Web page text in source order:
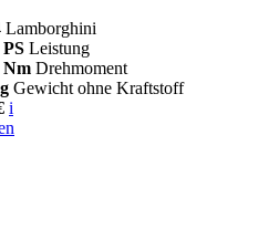
Lamborghini
Leistung
Nm Drehmoment
Gewicht ohne Kraftstoff
i